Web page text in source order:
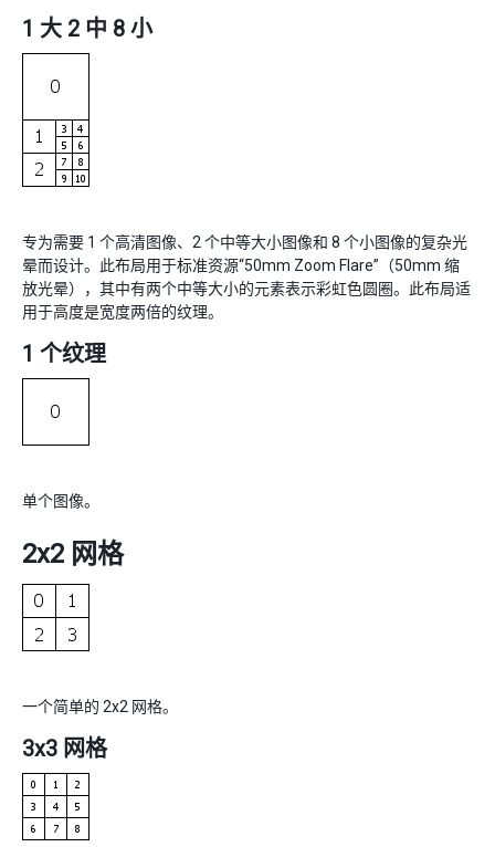
1 大 2 中 8 小
专为需要 1 个高清图像、2 个中等大小图像和 8 个小图像的复杂光
晕而设计。此布局用于标准资源“50mm Zoom Flare”（50mm 缩
放光晕），其中有两个中等大小的元素表示彩虹色圆圈。此布局适
用于高度是宽度两倍的纹理。
1 个纹理
单个图像。
2x2 网格
一个简单的 2x2 网格。
3x3 网格